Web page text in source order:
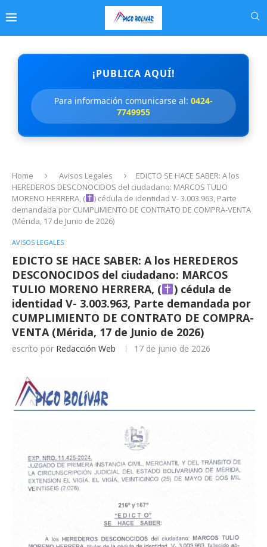
¡PUBLICA AQUÍ!
Para información comunicarse al: 0424-
7749955
Home Avisos Legales
EDICTO SE HACE SABER: A los
HEREDEROS DESCONOCIDOS del ciudadano: MARCOS TULIO
MORENO HERRERA, (
) cédula de identidad V- 3.003.963, Parte
demandada por CUMPLIMIENTO DE CONTRATO DE COMPRA-VENTA
(Mérida, 17 de Junio de 2026)
AVISOS LEGALES
EDICTO SE HACE SABER: A los HEREDEROS
DESCONOCIDOS del ciudadano: MARCOS
TULIO MORENO HERRERA, (
) cédula de
identidad V- 3.003.963, Parte demandada por
CUMPLIMIENTO DE CONTRATO DE COMPRA-
VENTA (Mérida, 17 de Junio de 2026)
escrito por Redacción Web 17 de junio de 2026